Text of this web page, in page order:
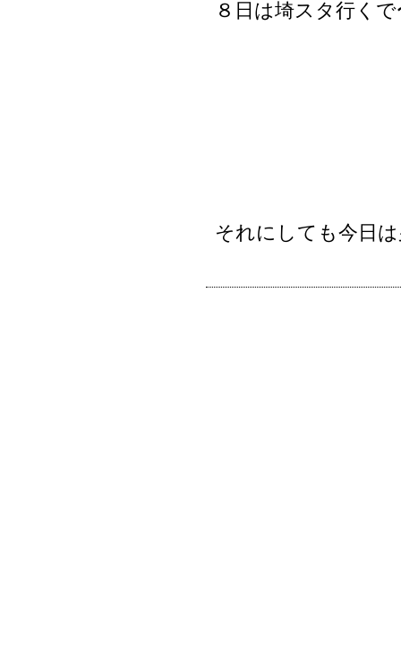
８日は埼スタ行く
それにしても今日